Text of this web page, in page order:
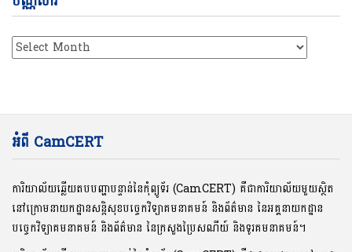
ប័ណ្ណសារ
ប័ណ្ណសារ
អំពី CamCERT
ការិយាល័យឆ្លើយតបបញ្ហាបន្ទាន់នៃកុំព្យូទ័រ (CamCERT) គឺជាការិយាល័យមួយស្ថិត
នៅក្រោមនាយកដ្ឋានសន្តិសុខបច្ចេកវិទ្យាគមនាគមន៍ និងព័ត៌មាន នៃអគ្គនាយកដ្ឋាន
បច្ចេកវិទ្យាគមនាគមន៍ និងព័ត៌មាន នៃក្រសួងប្រៃសណីយ៍ និងទូរគមនាគមន៍។